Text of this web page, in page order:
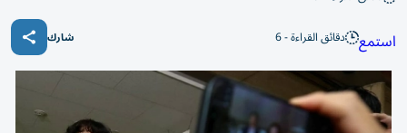
استمع دقائق القراءة - 6 شارك